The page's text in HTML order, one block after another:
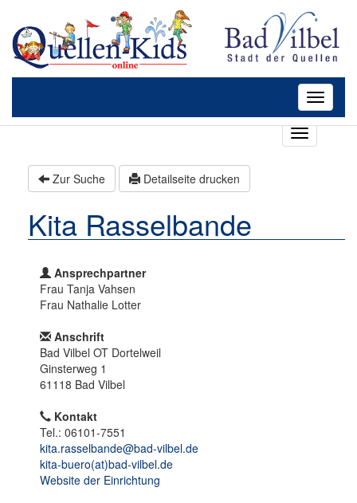
Toggle
Zur Suche Detailseite drucken
Kita Rasselbande
Ansprechpartner
Frau Tanja Vahsen
Frau Nathalie Lotter
Anschrift
Bad Vilbel OT Dortelweil
Ginsterweg 1
61118 Bad Vilbel
Kontakt
Tel.: 06101-7551
kita.rasselbande@bad-vilbel.de
kita-buero(at)bad-vilbel.de
Website der Einrichtung
T
o